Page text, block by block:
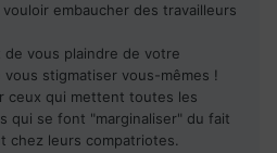
embaucher des travailleurs
vous plaindre de votre
stigmatiser vous-mêmes !
ceux qui mettent toutes les
qui se font "marginaliser" du fait
chez leurs compatriotes.